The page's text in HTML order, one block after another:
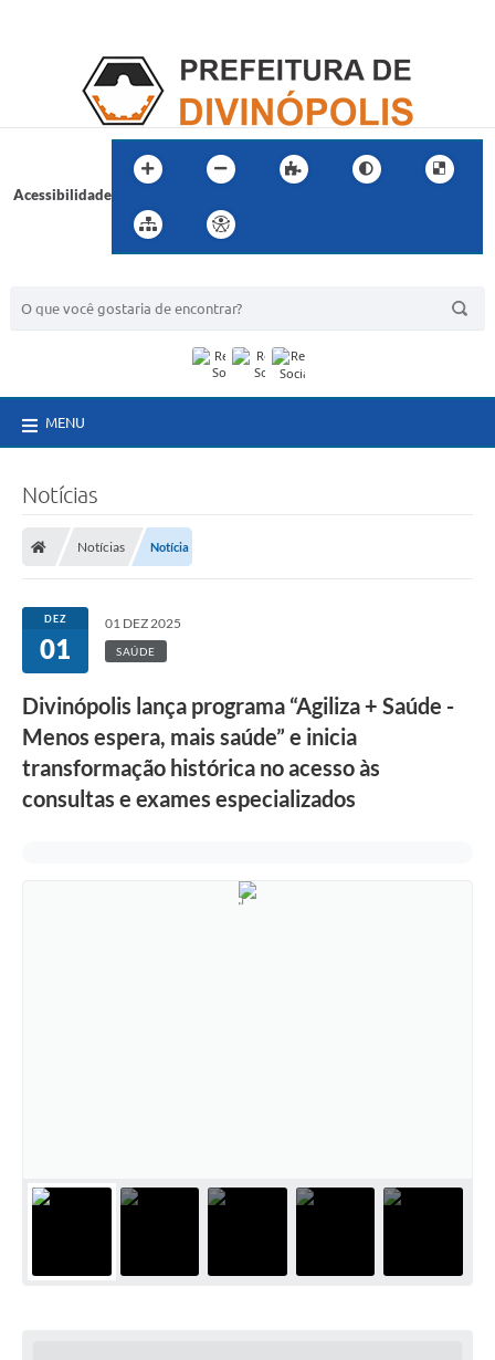
Acessibilidade
MENU
Notícias
Notícias Notícia
DEZ
01
01 DEZ 2025
SAÚDE
Divinópolis lança programa “Agiliza + Saúde -
Menos espera, mais saúde” e inicia
transformação histórica no acesso às
consultas e exames especializados